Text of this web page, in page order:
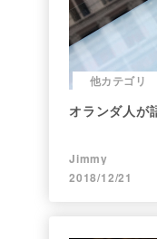
他カテゴリ
オランダ人が
Jimmy
2018/12/21